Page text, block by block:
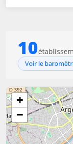
10
Voir le
+
−